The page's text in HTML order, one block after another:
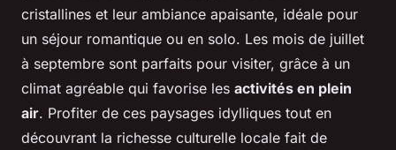
cristallines et leur ambiance apaisante, idéale pour
un séjour romantique ou en solo. Les mois de juillet
à septembre sont parfaits pour visiter, grâce à un
climat agréable qui favorise les activités en plein
air. Profiter de ces paysages idylliques tout en
découvrant la richesse culturelle locale fait de